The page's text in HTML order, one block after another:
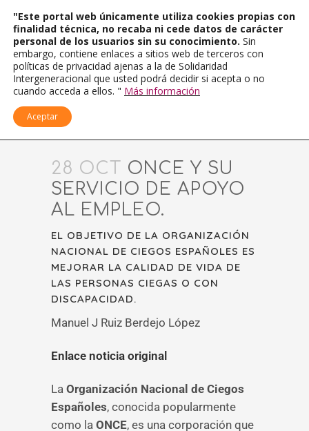
28 OCT
ONCE Y SU
SERVICIO DE APOYO
AL EMPLEO.
EL OBJETIVO DE LA ORGANIZACIÓN
NACIONAL DE CIEGOS ESPAÑOLES ES
MEJORAR LA CALIDAD DE VIDA DE
LAS PERSONAS CIEGAS O CON
DISCAPACIDAD.
Manuel J Ruiz Berdejo López
Enlace noticia original
La Organización Nacional de Ciegos
Españoles, conocida popularmente
como la ONCE, es una corporación que
"Este portal web únicamente utiliza cookies propias con
finalidad técnica, no recaba ni cede datos de carácter
personal de los usuarios sin su conocimiento. Sin
embargo, contiene enlaces a sitios web de terceros con
políticas de privacidad ajenas a la de Solidaridad
Intergeneracional que usted podrá decidir si acepta o no
cuando acceda a ellos. " Más información
Aceptar